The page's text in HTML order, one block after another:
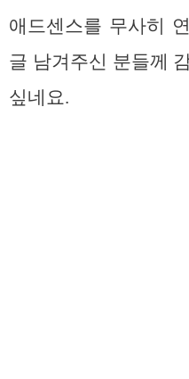
애드센스를 무사히
글 남겨주신 분들께
싶네요.